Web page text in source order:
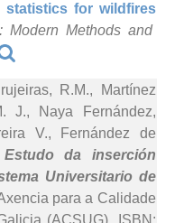
statistics for wildfires
Modern Methods and
R.M., Martínez
J., Naya Fernández,
V., Fernández de
Estudo da inserción
Universitario de
para a Calidade
(ACSUG). ISBN: